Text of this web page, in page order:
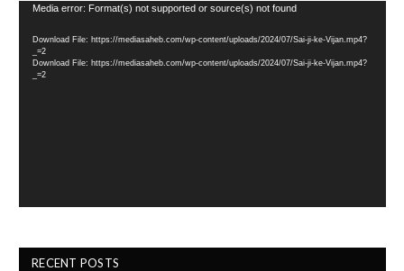
Video
Media error: Format(s) not supported or source(s) not found
Download File: https://mediasaheb.com/wp-content/uploads/2024/07/Sai-ji-ke-Vijan.mp4?
_=2
Download File: https://mediasaheb.com/wp-content/uploads/2024/07/Sai-ji-ke-Vijan.mp4?
_=2
RECENT POSTS